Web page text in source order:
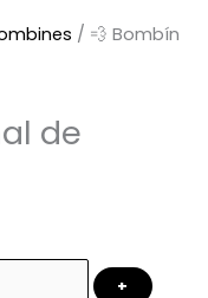
/ 💨 Bombín
de
+